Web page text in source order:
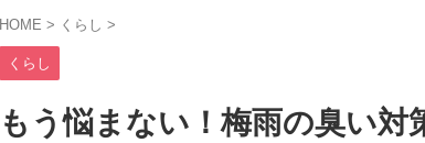
HOME > くらし >
くらし
もう悩まない！梅雨の臭い対